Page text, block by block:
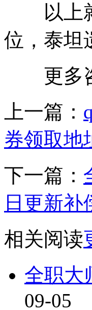
以上就
位，泰坦
更多咨
上一篇：
券领取地
下一篇：
日更新补
相关阅读
全职大
09-05